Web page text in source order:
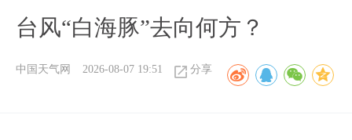
台风“白海豚”去向何方？
中国天气网 2026-08-07 19:51 分享